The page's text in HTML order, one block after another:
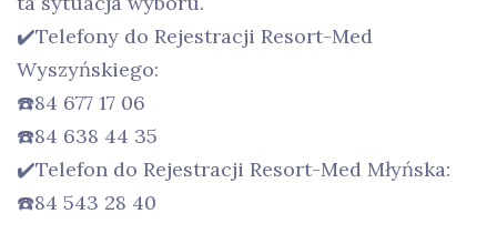
✔️Telefony do Rejestracji Resort-Med
Wyszyńskiego:
☎️84 677 17 06
☎️84 638 44 35
✔️Telefon do Rejestracji Resort-Med Młyńska:
☎️84 543 28 40